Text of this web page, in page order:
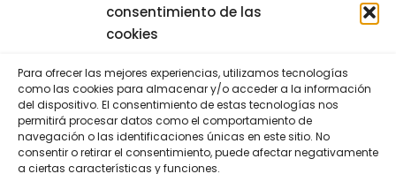
consentimiento de las
cookies
Para ofrecer las mejores experiencias, utilizamos tecnologías
como las cookies para almacenar y/o acceder a la información
del dispositivo. El consentimiento de estas tecnologías nos
permitirá procesar datos como el comportamiento de
navegación o las identificaciones únicas en este sitio. No
consentir o retirar el consentimiento, puede afectar negativamente
a ciertas características y funciones.
CONTACTO
942 25 50 54
Polígono de Trascueto, parcela 4, 39600 Revilla de